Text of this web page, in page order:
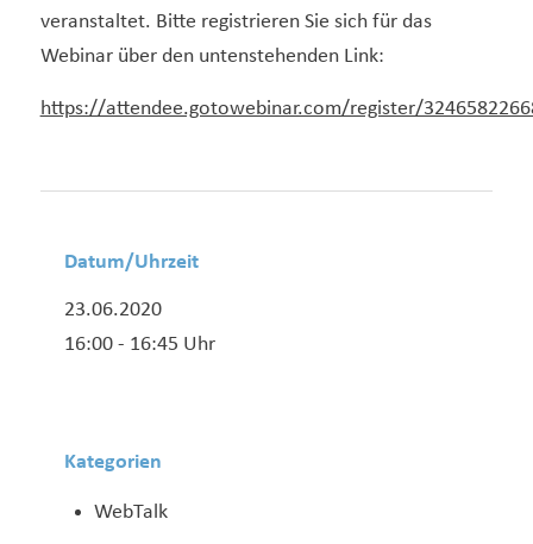
veranstaltet. Bitte registrieren Sie sich für das
Webinar über den untenstehenden Link:
https://attendee.gotowebinar.com/register/
Datum/Uhrzeit
23.06.2020
16:00 - 16:45 Uhr
Kategorien
WebTalk